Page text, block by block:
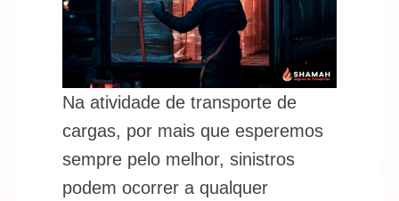
Na atividade de transporte de
cargas, por mais que esperemos
sempre pelo melhor, sinistros
podem ocorrer a qualquer